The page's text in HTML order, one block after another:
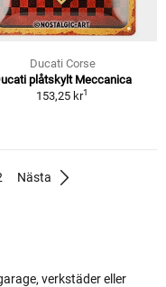
Ducati Corse
plåtskylt Meccanica
153,25 kr1
Nästa
verkstäder eller